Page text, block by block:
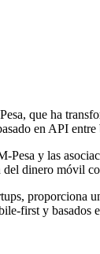
que ha
en API
y las
dinero móvil
proporciona
first y basados